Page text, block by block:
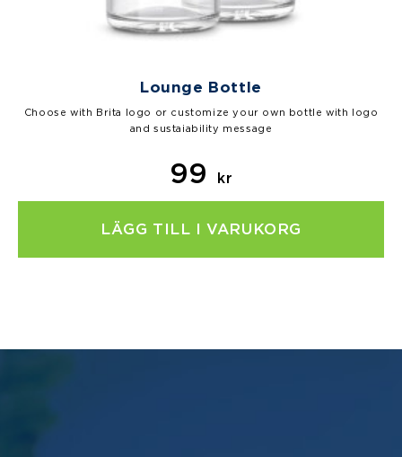
Lounge Bottle
Choose with Brita logo or customize your own bottle with logo
and sustaiability message
99 kr
LÄGG TILL I VARUKORG